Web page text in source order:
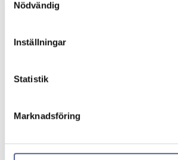
Nödvändig
Inställningar
Statistik
Marknadsföringkostnadsfritt. Upptäck